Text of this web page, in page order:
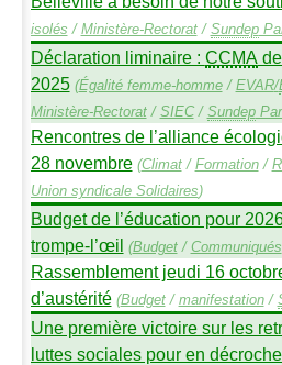
isolés / Ministère-Rectorat/ Sundep
Déclaration liminaire : CCMA
2025 (Égalité femme-homme/ EVAR/
Ministère-Rectorat/ SIEC/ Sundep
Rencontres de l’alliance
28 novembre (Climat/ Formation/
Union syndicale Solidaires)
Budget de l’éducation pour
trompe-l’œil (Budget/ Communiqués
Rassemblement jeudi 16
d’austérité (Budget/ manifestation/
Une première victoire sur les
luttes sociales pour en